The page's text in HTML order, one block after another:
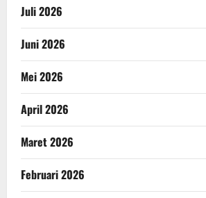
Juli 2026
Juni 2026
Mei 2026
April 2026
Maret 2026
Februari 2026